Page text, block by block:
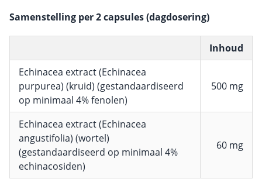
Samenstelling per 2 capsules (dagdosering)
Inhoud
Echinacea extract (Echinacea
purpurea) (kruid) (gestandaardiseerd
op minimaal 4% fenolen)
500 mg
Echinacea extract (Echinacea
angustifolia) (wortel)
(gestandaardiseerd op minimaal 4%
echinacosiden)
60 mg